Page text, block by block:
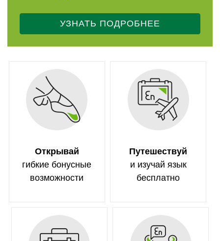
УЗНАТЬ ПОДРОБНЕЕ
Открывай
гибкие бонусные
возможности
Путешествуй
и изучай язык
бесплатно